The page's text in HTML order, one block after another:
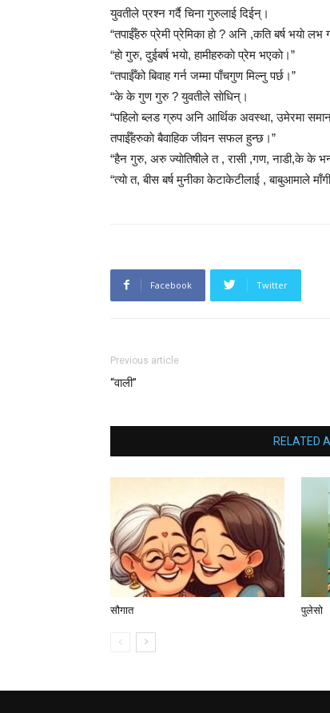
युवतीले प्रश्न गर्दै चिना गुरुलाई दिईन्।
“तपाईँहरु प्रेमी प्रेमिका हाे ? अनि ,कति बर्ष भयाे लभ
“हाे गुरु, दुईबर्ष भयाे, हामीहरुकाे प्रेम भएकाे।”
“तपाईँको बिवाह गर्न जम्मा पाँचगुण मिल्नु पर्छ।”
“के के गुण गुरु ? युवतीले साेधिन्।
“पहिलाे ब्लड ग्रुप अनि आर्थिक अवस्था, उमेरमा
तपाईँहरुकाे बैवाहिक जीवन सफल हुन्छ।”
“हैन गुरु, अरु ज्याेतिषीले त , रासी ,गण, नाडी,के के
“त्याे त, बीस बर्ष मुनीका केटाकेटीलाई , बाबुआमाले माँगी
Facebook Twitter
Previous article
“वाली”
RELATED
सौगात पुलेसो